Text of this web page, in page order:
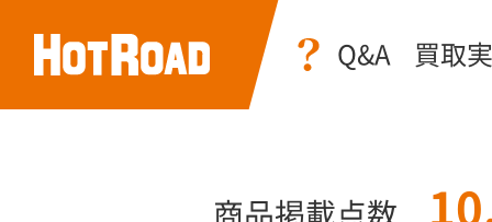
Q&A 買取
商品掲載点数